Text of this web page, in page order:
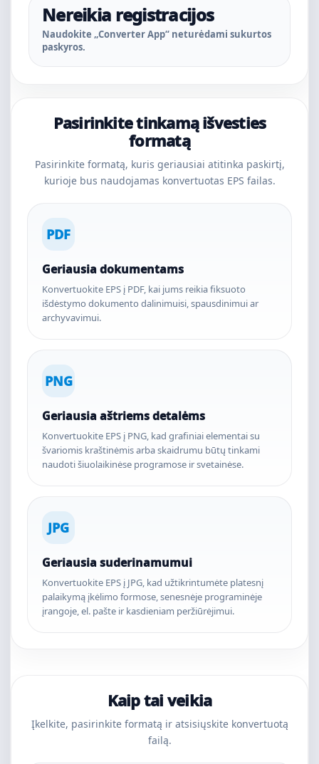
Nereikia registracijos
Naudokite „Converter App“ neturėdami sukurtos
paskyros.
Pasirinkite tinkamą išvesties
formatą
Pasirinkite formatą, kuris geriausiai atitinka paskirtį,
kurioje bus naudojamas konvertuotas EPS failas.
PDF
Geriausia dokumentams
Konvertuokite EPS į PDF, kai jums reikia fiksuoto
išdėstymo dokumento dalinimuisi, spausdinimui ar
archyvavimui.
PNG
Geriausia aštriems detalėms
Konvertuokite EPS į PNG, kad grafiniai elementai su
švariomis kraštinėmis arba skaidrumu būtų tinkami
naudoti šiuolaikinėse programose ir svetainėse.
JPG
Geriausia suderinamumui
Konvertuokite EPS į JPG, kad užtikrintumėte platesnį
palaikymą įkėlimo formose, senesnėje programinėje
įrangoje, el. pašte ir kasdieniam peržiūrėjimui.
Kaip tai veikia
Įkelkite, pasirinkite formatą ir atsisiųskite konvertuotą
failą.